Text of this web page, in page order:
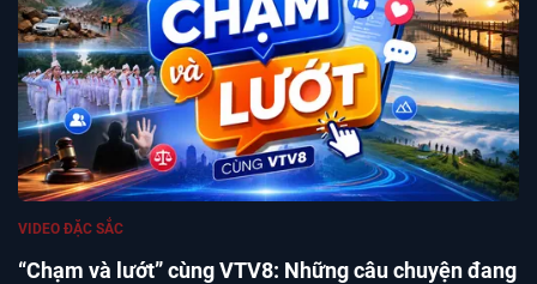
“Chạm và lướt” cùng VTV8: Những câu chuyện đang
VIDEO ĐẶC SẮC